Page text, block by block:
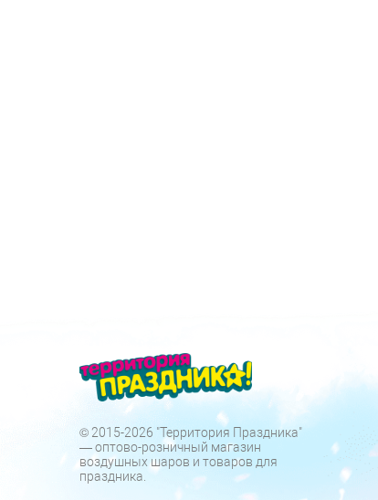
© 2015-2026 "Территория Праздника"
— оптово-розничный магазин
воздушных шаров и товаров для
праздника.